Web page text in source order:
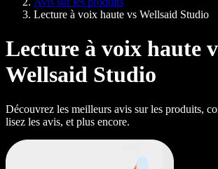
Lecture à voix haute vs Wellsaid Studio
Lecture à voix haute
Wellsaid Studio
Découvrez les meilleurs avis sur les produits,
lisez les avis, et plus encore.